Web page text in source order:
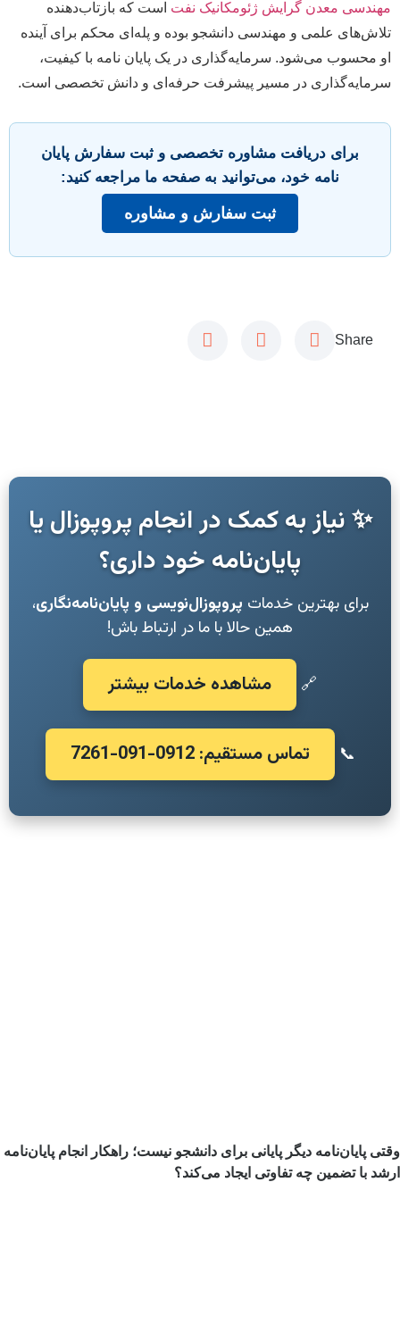
مهندسی معدن گرایش ژئومکانیک نفت است که بازتاب‌دهنده
تلاش‌های علمی و مهندسی دانشجو بوده و پله‌ای محکم برای آینده
او محسوب می‌شود. سرمایه‌گذاری در یک پایان نامه با کیفیت،
سرمایه‌گذاری در مسیر پیشرفت حرفه‌ای و دانش تخصصی است.
برای دریافت مشاوره تخصصی و ثبت سفارش پایان
نامه خود، می‌توانید به صفحه ما مراجعه کنید:
ثبت سفارش و مشاوره
Share
✨ نیاز به کمک در انجام پروپوزال یا
پایان‌نامه خود داری؟
برای بهترین خدمات پروپوزال‌نویسی و پایان‌نامه‌نگاری،
همین حالا با ما در ارتباط باش!
🔗 مشاهده خدمات بیشتر
📞 تماس مستقیم: 0912-091-7261
وقتی پایان‌نامه دیگر پایانی برای دانشجو نیست؛ راهکار انجام پایان‌نامه
ارشد با تضمین چه تفاوتی ایجاد می‌کند؟